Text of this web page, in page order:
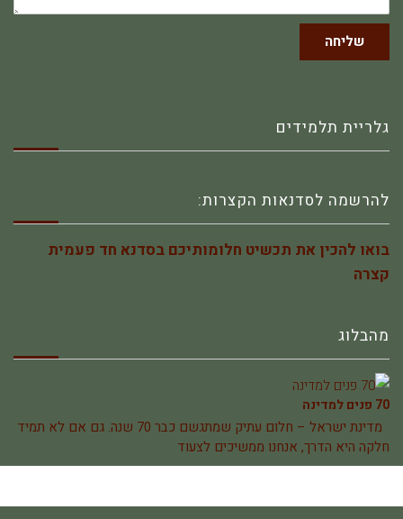
שליחה
גלריית תלמידים
להרשמה לסדנאות הקצרות:
בואו להכין את תכשיט חלומותיכם בסדנא חד פעמית
קצרה
מהבלוג
70 פנים למדינה
מדינת ישראל – חלום עתיק שמתגשם כבר 70 שנה. גם אם לא תמיד
חלקה היא הדרך, אנחנו ממשיכים לצעוד